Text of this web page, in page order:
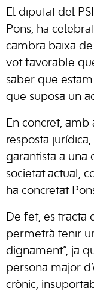
El diputat del
Pons, ha
cambra baixa de
vot favorable
saber que
que suposa un
En concret, amb
resposta
garantista a una
societat actual,
ha concretat
De fet, es tracta
permetrà tenir
dignament”, ja
persona major
crònic,